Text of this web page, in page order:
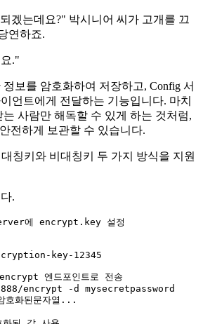
겠는데요?" 박시니어 씨가 고개를 끄
연하죠.
."
보를 암호화하여 저장하고, Config 서
언트에게 전달하는 기능입니다. 마치
사람만 해독할 수 있게 하는 것처럼,
전하게 보관할 수 있습니다.
대칭키와 비대칭키 두 가지 방식을 지원
.
에 encrypt.key 설정
key-
12345
엔드포인트로 전송
encrypt -d mysecretpassword
화된문자열...